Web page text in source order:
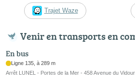
Trajet Waze
Venir en transports en
En bus
Ligne 135, à 289 m
Arrêt LUNEL - Portes de la Mer - 458 Avenue du